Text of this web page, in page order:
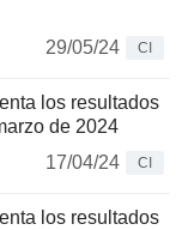
29/05/24
CI
los resultados
de 2024
17/04/24
CI
los resultados